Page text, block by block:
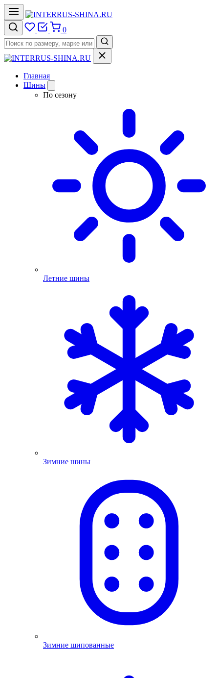
0
Главная
Шины
По сезону
Летние шины
Зимние шины
Зимние шипованные